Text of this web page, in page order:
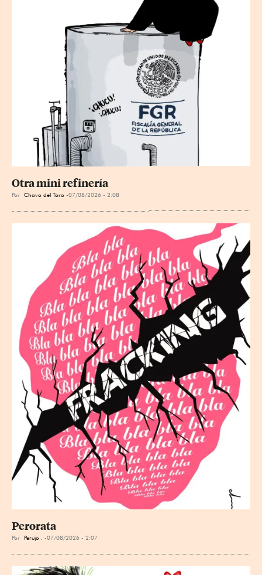
Otra mini refinería
Por Chavo del Toro 07/08/2026 - 2:08
Perorata
Por Perujo . 07/08/2026 - 2:07